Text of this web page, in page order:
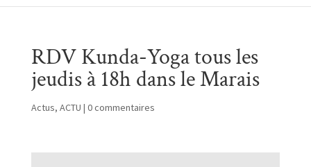
RDV Kunda-Yoga tous les
jeudis à 18h dans le Marais
Actus, ACTU | 0 commentaires